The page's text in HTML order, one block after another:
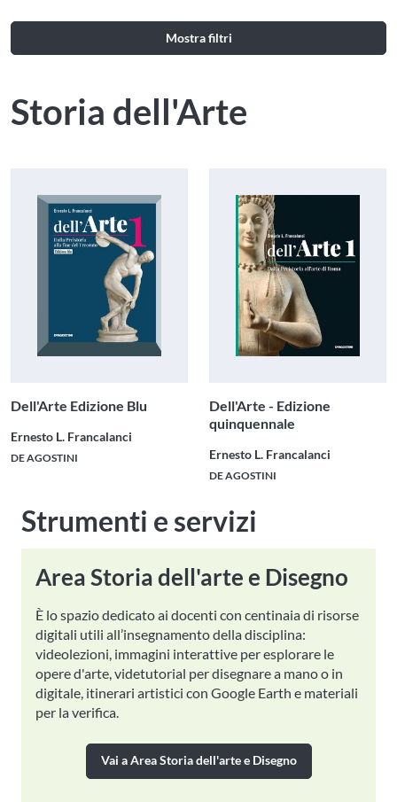
Mostra filtri
Storia dell'Arte
Dell'Arte Edizione Blu
Ernesto L. Francalanci
DE AGOSTINI
Dell'Arte - Edizione
quinquennale
Ernesto L. Francalanci
DE AGOSTINI
Strumenti e servizi
Area Storia dell'arte e Disegno
È lo spazio dedicato ai docenti con centinaia di risorse
digitali utili all’insegnamento della disciplina:
videolezioni, immagini interattive per esplorare le
opere d'arte, videtutorial per disegnare a mano o in
digitale, itinerari artistici con Google Earth e materiali
per la verifica.
Vai a Area Storia dell'arte e Disegno